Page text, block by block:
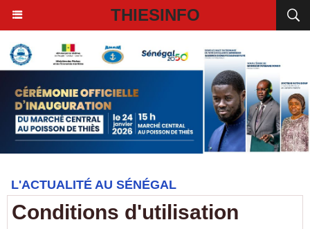
THIESINFO
L'ACTUALITÉ AU SÉNÉGAL
Conditions d'utilisation